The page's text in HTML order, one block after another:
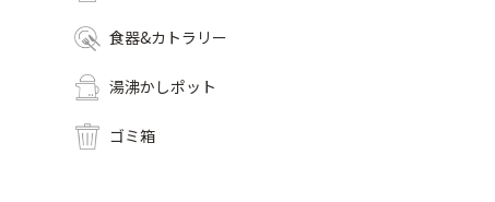
食器&カトラリー
湯沸かしポット
ゴミ箱